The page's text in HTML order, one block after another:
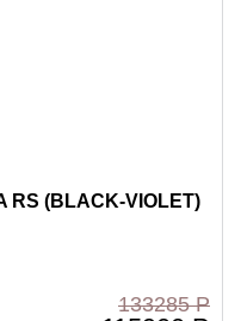
RS (BLACK-VIOLET)
133285 Р